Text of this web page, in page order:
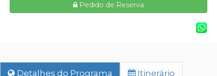
Pedido de Reserva
Detalhes do Programa Itinerário